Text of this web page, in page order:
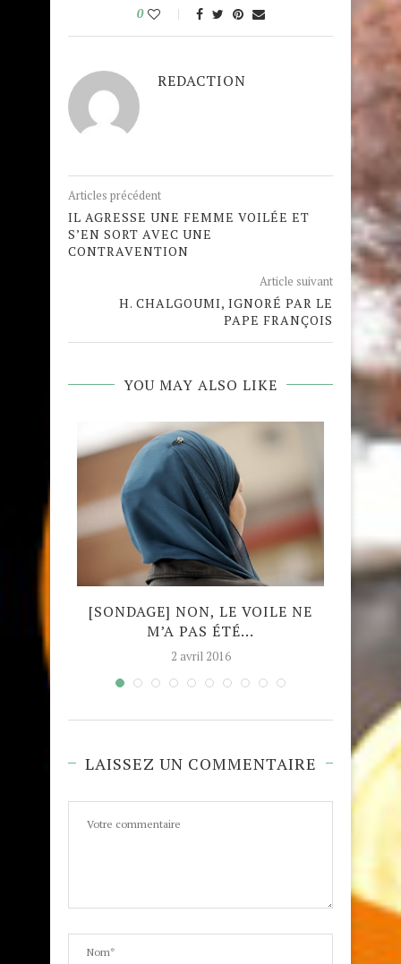
0
REDACTION
Articles précédent
IL AGRESSE UNE FEMME VOILÉE ET
S’EN SORT AVEC UNE
CONTRAVENTION
Article suivant
H. CHALGOUMI, IGNORÉ PAR LE
PAPE FRANÇOIS
YOU MAY ALSO LIKE
[SONDAGE] NON, LE VOILE NE
M’A PAS ÉTÉ...
2 avril 2016
LAISSEZ UN COMMENTAIRE